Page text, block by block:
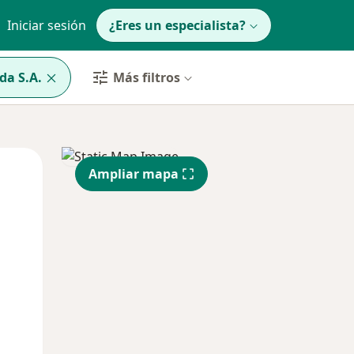
Iniciar sesión ¿Eres un especialista?
S.A. Más filtros
Mar
11 Ago
Mié
12 Ago
Ampliar mapa